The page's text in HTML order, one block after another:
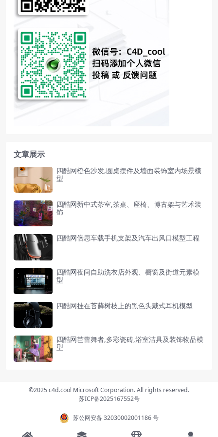
文章展示
四酷网橙色沙发,圆桌摆件及墙面装饰室内场景模
型
四酷网新中式茶室,茶桌、座椅、博古架与艺术装
饰
四酷网倍思车载手机支架及汽车出风口模型工程
四酷网夜间自助洗衣店外观、橱窗及街道元素模
型
四酷网挂在苔藓树枝上的黑色头戴式耳机模型
四酷网芭蕾舞者,多彩瓷砖,浴室洁具及装饰物品模
型
©2025 c4d.cool Microsoft Corporation. All rights reserved.
苏ICP备2025167552号
苏公网安备 32030002001186 号